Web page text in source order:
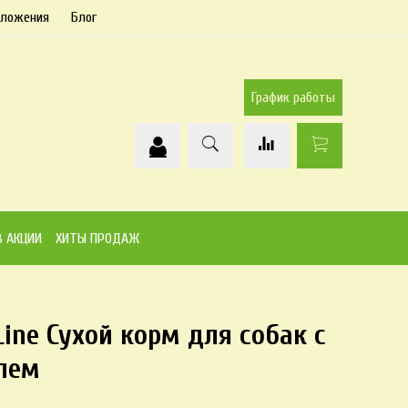
Блог
График работы
АКЦИИ ХИТЫ ПРОДАЖ
Сухой корм для собак с